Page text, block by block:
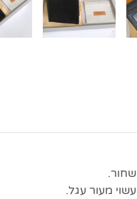
שחור.
עשוי מעור עגל.